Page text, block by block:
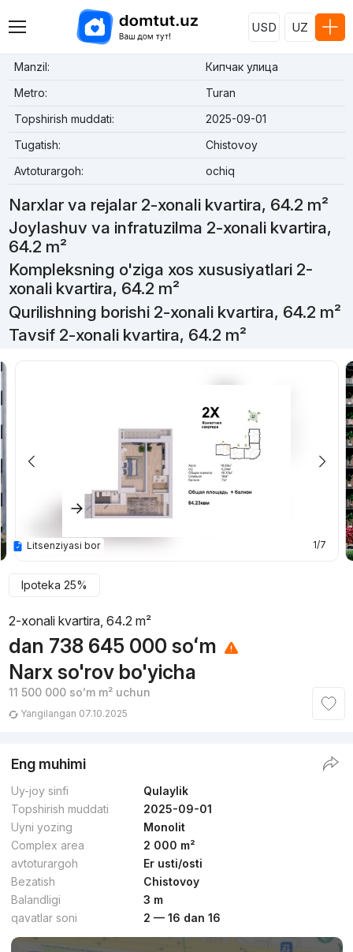
USD UZ
Manzil:
Кипчак улица
Metro:
Turan
Topshirish muddati:
2025-09-01
Tugatish:
Chistovoy
Avtoturargoh:
ochiq
Narxlar va rejalar 2-xonali kvartira, 64.2 m²
Joylashuv va infratuzilma 2-xonali kvartira,
64.2 m²
Kompleksning o'ziga xos xususiyatlari 2-
xonali kvartira, 64.2 m²
Qurilishning borishi 2-xonali kvartira, 64.2 m²
Tavsif 2-xonali kvartira, 64.2 m²
1/7
Litsenziyasi bor
Ipoteka 25%
2-xonali kvartira, 64.2 m²
dan 738 645 000 soʻm
Narx so'rov bo'yicha
11 500 000 soʻmm² uchun
Yangilangan 07.10.2025
Eng muhimi
Uy-joy sinfi
Qulaylik
Topshirish muddati
2025-09-01
Uyni yozing
Monolit
Complex area
2 000 m²
avtoturargoh
Er usti/osti
Bezatish
Chistovoy
Balandligi
3 m
qavatlar soni
2 — 16 dan 16